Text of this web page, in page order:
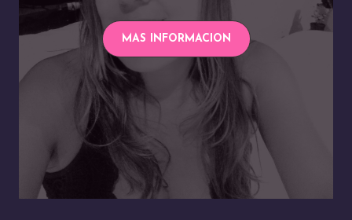
MAS INFORMACION